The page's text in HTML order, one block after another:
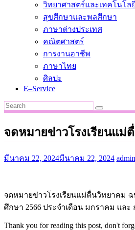
วิทยาศาสตร์และเทคโนโลยี
สุขศึกษาและพลศึกษา
ภาษาต่างประเทศ
คณิตศาสตร์
การงานอาชีพ
ภาษาไทย
ศิลปะ
E–Service
จดหมายข่าวโรงเรียนแม่
มีนาคม 22, 2024มีนาคม 22, 2024 admin
จดหมายข่าวโรงเรียนแม่ตื่นวิทยาคม ฉ
ศึกษา 2566 ประจำเดือน มกราคม และ
Thank you for reading this post, don't